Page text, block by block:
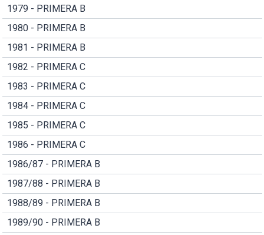
1979 - PRIMERA B
1980 - PRIMERA B
1981 - PRIMERA B
1982 - PRIMERA C
1983 - PRIMERA C
1984 - PRIMERA C
1985 - PRIMERA C
1986 - PRIMERA C
1986/87 - PRIMERA B
1987/88 - PRIMERA B
1988/89 - PRIMERA B
1989/90 - PRIMERA B